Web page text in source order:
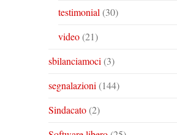
testimonial (30)
video(21)
sbilanciamoci (3)
segnalazioni (144)
Sindacato(2)